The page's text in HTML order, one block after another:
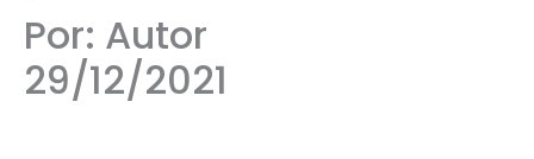
Por: Autor
29/12/2021